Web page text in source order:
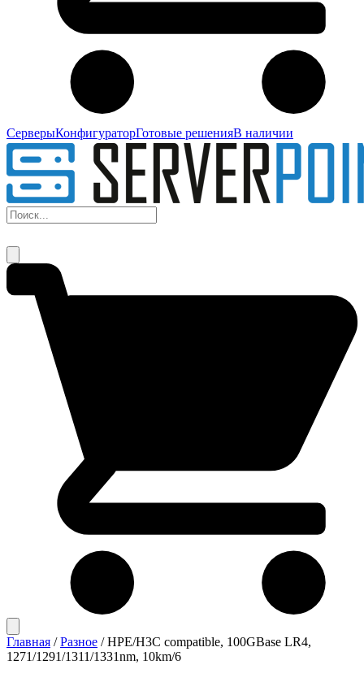
СерверыКонфигураторГотовые решенияВ наличии
Главная / Разное / HPE/H3C compatible, 100GBase LR4,
1271/1291/1311/1331nm, 10km/6